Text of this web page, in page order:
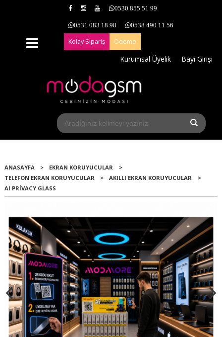
0530 855 51 99
0531 083 18 98 0538 490 11 56
Kolay Sipariş Ödeme
Kurumsal Üyelik Bayi Girişi
ANASAYFA > EKRAN KORUYUCULAR
>
TELEFON EKRAN KORUYUCULAR
> AKILLI EKRAN KORUYUCULAR
>
AI PRIVACY GLASS